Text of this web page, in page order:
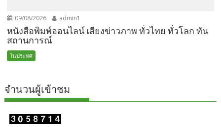
09/08/2026 admin1
หนังสือพิมพ์ออนไลน์ เสียงข่าวภาพ ทั่วไทย ทั่วโลก ทัน
สถานการณ์
ในประทศ
จำนวนผู้เข้าชม